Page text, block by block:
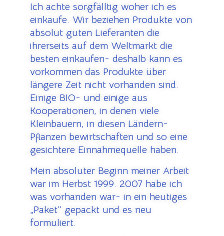
Ich achte sorgfälltig woher ich es
einkaufe. Wir beziehen Produkte von
absolut guten Lieferanten die
ihrerseits auf dem Weltmarkt die
besten einkaufen- deshalb kann es
vorkommen das Produkte über
längere Zeit nicht vorhanden sind.
Einige BIO- und einige aus
Kooperationen, in denen viele
Kleinbauern, in diesen Ländern-
Pflanzen bewirtschaften und so eine
gesichtere Einnahmequelle haben.
Mein absoluter Beginn meiner Arbeit
war im Herbst 1999. 2007 habe ich
was vorhanden war- in ein heutiges
„Paket“ gepackt und es neu
formuliert.